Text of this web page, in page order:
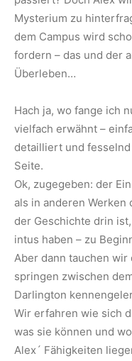
Mysterium zu
dem Campus wird
fordern – das und der
Überleben…
Hach ja, wo fange ich
vielfach erwähnt –
detailliert und
Seite.
Ok, zugegeben: der
als in anderen
der Geschichte drin
intus haben – zu
Aber dann tauchen
springen zwischen
Darlington
Wir erfahren wie sich
was sie können und
Alex´ Fähigkeiten